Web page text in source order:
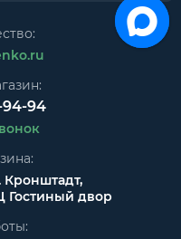
94-94
Кронштадт,
Гостиный двор